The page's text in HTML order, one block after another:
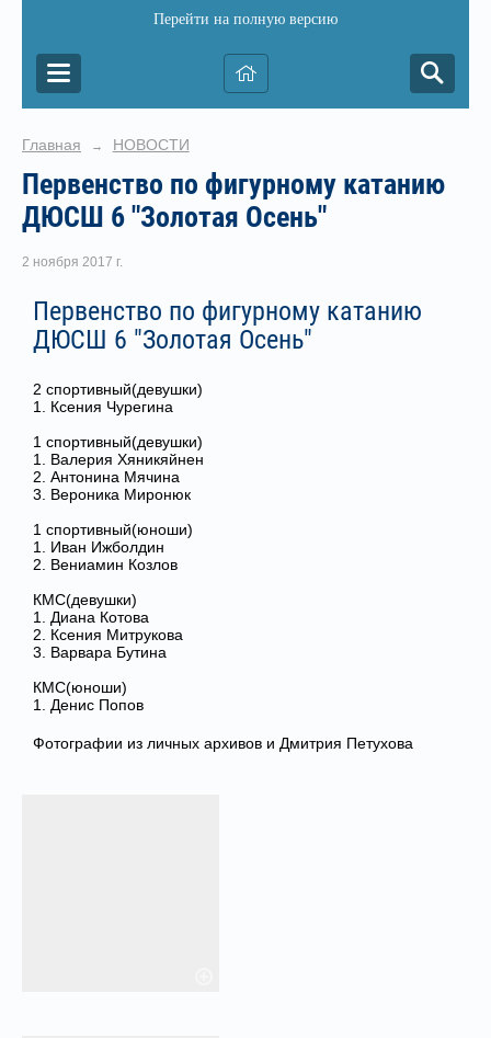
Перейти на полную версию
Главная → НОВОСТИ
Первенство по фигурному катанию
ДЮСШ 6 "Золотая Осень"
2 ноября 2017 г.
Первенство по фигурному катанию
ДЮСШ 6 "Золотая Осень"
2 спортивный(девушки)
1. Ксения Чурегина
1 спортивный(девушки)
1. Валерия Хяникяйнен
2. Антонина Мячина
3. Вероника Миронюк
1 спортивный(юноши)
1. Иван Ижболдин
2. Вениамин Козлов
КМС(девушки)
1. Диана Котова
2. Ксения Митрукова
3. Варвара Бутина
КМС(юноши)
1. Денис Попов
Фотографии из личных архивов и Дмитрия Петухова